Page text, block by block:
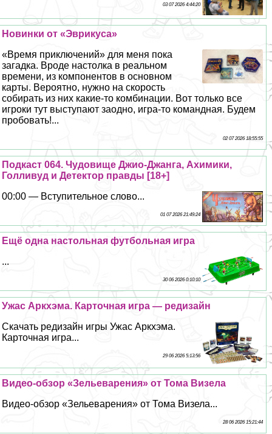
03 07 2026 4:44:20
Новинки от «Эврикуса»
«Время приключений» для меня пока
загадка. Вроде настолка в реальном
времени, из компонентов в основном
карты. Вероятно, нужно на скорость
собирать из них какие-то комбинации. Вот только все
игроки тут выступают заодно, игра-то комaндная. Будем
пробовать!...
02 07 2026 18:55:55
Подкаст 064. Чудовище Джио-Джанга, Ахимики,
Голливуд и Детектор правды [18+]
00:00 — Вступительное слово...
01 07 2026 21:49:24
Ещё одна настольная футбольная игра
...
30 06 2026 0:10:10
Ужас Аркхэма. Карточная игра — редизайн
Скачать редизайн игры Ужас Аркхэма.
Карточная игра...
29 06 2026 5:13:56
Видео-обзор «Зельеварения» от Тома Визела
Видео-обзор «Зельеварения» от Тома Визела...
28 06 2026 15:21:44